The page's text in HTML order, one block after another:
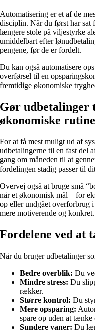
Automatisering er et af de
disciplin. Når du først har sat
længere stole på viljestyrke
umiddelbart efter
pengene, før de er fordelt.
Du kan også automatisere
overførsel til en
fremtidige økonomiske
Gør udbetalinger
økonomiske rutine
For at få mest muligt ud af
udbetalingerne til en fast del
gang om måneden til at
fordelingen stadig passer til
Overvej også at bruge små
når et økonomisk mål – for
op eller undgået overforbrug
mere motiverende og konkret.
Fordelene ved at
Når du bruger udbetalinger
Bedre overblik: Du
Mindre stress: Du
rækker.
Større kontrol: Du
Mere opsparing:
spare op uden at tænke
Sundere vaner: Du